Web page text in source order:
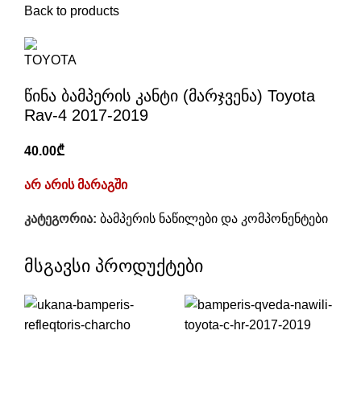
Back to products
წინა ბამპერის კანტი (მარჯვენა) Toyota
Rav-4 2017-2019
40.00₾
არ არის მარაგში
კატეგორია: ბამპერის ნაწილები და კომპონენტები
მსგავსი პროდუქტები